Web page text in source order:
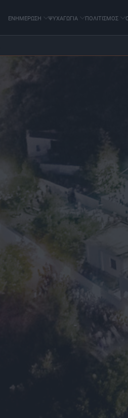
ΕΝΗΜΕΡΩΣΗ ΨΥΧΑΓΩΓΙΑ ΠΟΛΙΤΙΣΜΟΣ